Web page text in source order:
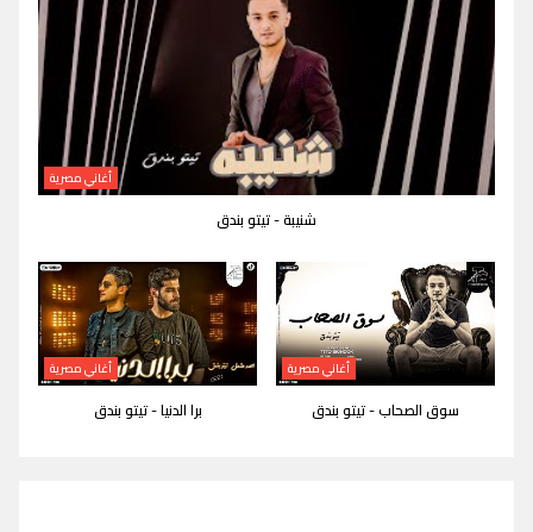
أغاني مصرية
شنيبة - تيتو بندق
أغاني مصرية
سوق الصحاب - تيتو بندق
أغاني مصرية
برا الدنيا - تيتو بندق